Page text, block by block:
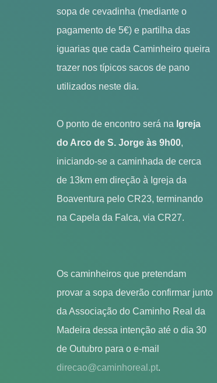
sopa de cevadinha (mediante o
pagamento de 5€) e partilha das
iguarias que cada Caminheiro queira
trazer nos típicos sacos de pano
utilizados neste dia.
O ponto de encontro será na Igreja
do Arco de S. Jorge às 9h00,
iniciando-se a caminhada de cerca
de 13km em direção à Igreja da
Boaventura pelo CR23, terminando
na Capela da Falca, via CR27.
Os caminheiros que pretendam
provar a sopa deverão confirmar junto
da Associação do Caminho Real da
Madeira dessa intenção até o dia 30
de Outubro para o e-mail
direcao@caminhoreal.pt.